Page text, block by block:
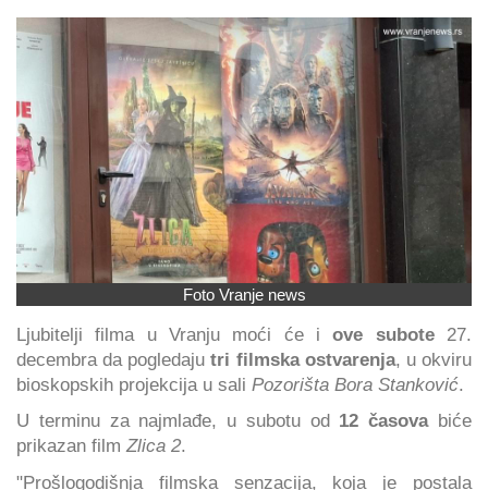
Foto Vranje news
Ljubitelji filma u Vranju moći će iove subote27.
decembra da pogledaju tri filmska ostvarenja, u okviru
bioskopskih projekcija u sali Pozorišta Bora Stanković.
U terminu za najmlađe, u subotu od 12 časovabiće
prikazan film Zlica 2.
"Prošlogodišnja filmska senzacija, koja je postala